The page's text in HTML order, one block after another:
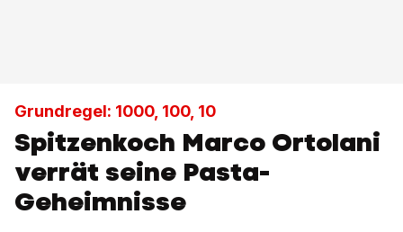
Grundregel: 1000, 100, 10
Spitzenkoch Marco Ortolani
verrät seine Pasta-
Geheimnisse